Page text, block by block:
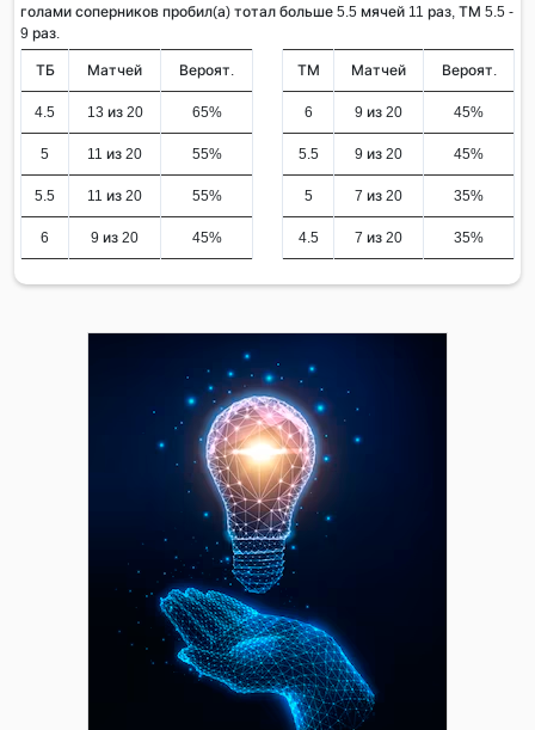
голами соперников пробил(а) тотал больше 5.5 мячей 11 раз, ТМ 5.5 -
9 раз.
ТБ Матчей Вероят.
4.5 13 из 20 65%
5 11 из 20 55%
5.5 11 из 20 55%
6 9 из 20 45%
ТМ Матчей Вероят.
6 9 из 20 45%
5.5 9 из 20 45%
5 7 из 20 35%
4.5 7 из 20 35%